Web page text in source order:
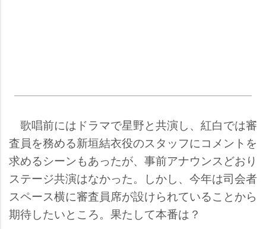
歌唱前にはドラマで星野と共演し、紅白では審
査員を務める新垣結衣役のスタッフにコメントを
求めるシーンもあったが、事前アナウンスどおり
ステージ共演はなかった。しかし、今年は司会者
スペース横に審査員席が設けられていることから
期待したいところ。果たして本番は？